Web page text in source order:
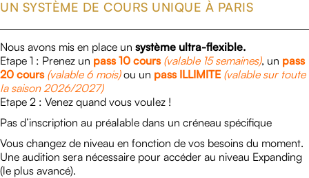
UN SYSTÈME DE COURS UNIQUE À PARIS
Nous avons mis en place un système ultra-flexible.
Etape 1 : Prenez un pass 10 cours (valable 15 semaines), un pass
20 cours (valable 6 mois)ou un pass ILLIMITE (valable sur toute
la saison 2026/2027)
Etape 2 : Venez quand vous voulez !
Pas d’inscription au préalable dans un créneau spécifique
Vous changez de niveau en fonction de vos besoins du moment.
Une audition sera nécessaire pour accéder au niveau Expanding
(le plus avancé).